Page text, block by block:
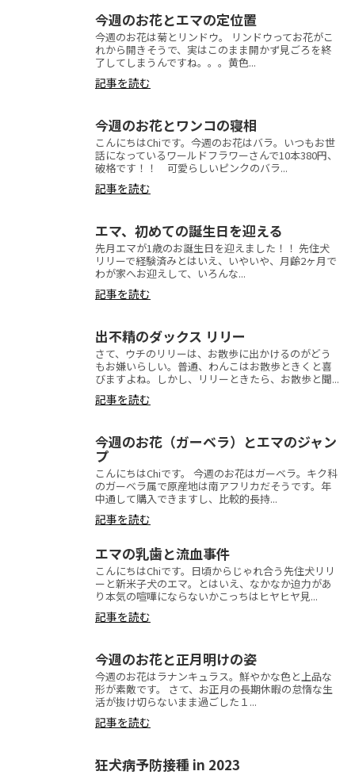
今週のお花とエマの定位置
今週のお花は菊とリンドウ。 リンドウってお花がこ
れから開きそうで、実はこのまま開かず見ごろを終
了してしまうんですね。。。黄色...
記事を読む
今週のお花とワンコの寝相
こんにちはChiです。今週のお花はバラ。いつもお世
話になっているワールドフラワーさんで10本380円、
破格です！！ 可愛らしいピンクのバラ...
記事を読む
エマ、初めての誕生日を迎える
先月エマが1歳のお誕生日を迎えました！！ 先住犬
リリーで経験済みとはいえ、いやいや、月齢2ヶ月で
わが家へお迎えして、いろんな...
記事を読む
出不精のダックス リリー
さて、ウチのリリーは、お散歩に出かけるのがどう
もお嫌いらしい。普通、わんこはお散歩ときくと喜
びますよね。しかし、リリーときたら、お散歩と聞...
記事を読む
今週のお花（ガーベラ）とエマのジャン
プ
こんにちはChiです。 今週のお花はガーベラ。キク科
のガーベラ属で原産地は南アフリカだそうです。年
中通して購入できますし、比較的長持...
記事を読む
エマの乳歯と流血事件
こんにちはChiです。日頃からじゃれ合う先住犬リリ
ーと新米子犬のエマ。とはいえ、なかなか迫力があ
り本気の喧嘩にならないかこっちはヒヤヒヤ見...
記事を読む
今週のお花と正月明けの姿
今週のお花はラナンキュラス。鮮やかな色と上品な
形が素敵です。 さて、お正月の長期休暇の怠惰な生
活が抜け切らないまま過ごした１...
記事を読む
狂犬病予防接種 in 2023